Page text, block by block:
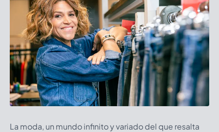
La moda, un mundo infinito y variado del que resalta